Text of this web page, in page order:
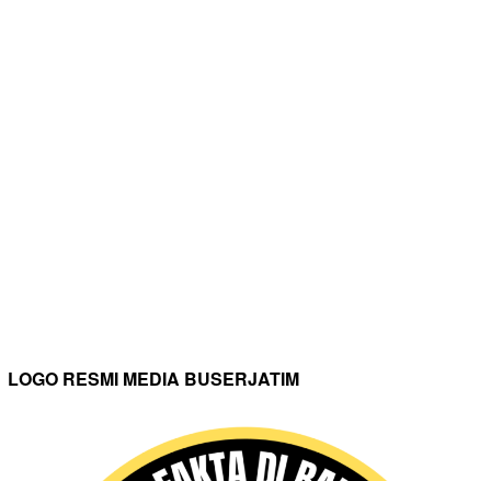
LOGO RESMI MEDIA BUSERJATIM